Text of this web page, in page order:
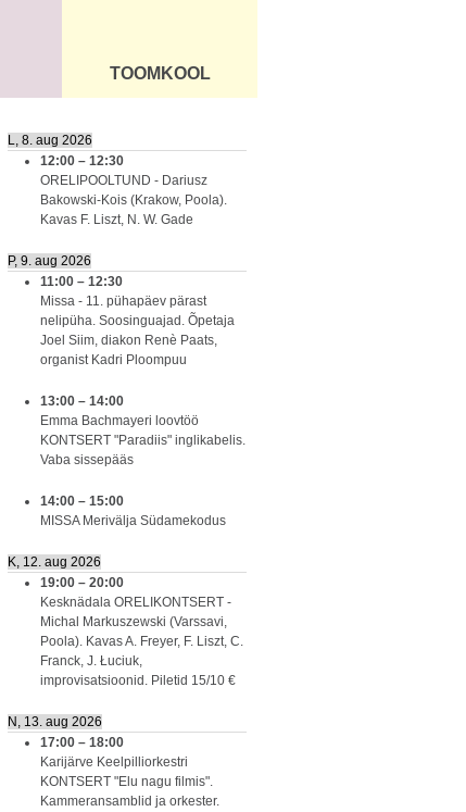
ÜLDINFO
TOOMKOOL
L, 8. aug 2026
12:00 – 12:30
ORELIPOOLTUND - Dariusz
Bakowski-Kois (Krakow, Poola).
Kavas F. Liszt, N. W. Gade
P, 9. aug 2026
11:00 – 12:30
Missa - 11. pühapäev pärast
nelipüha. Soosinguajad. Õpetaja
Joel Siim, diakon Renè Paats,
organist Kadri Ploompuu
13:00 – 14:00
Emma Bachmayeri loovtöö
KONTSERT "Paradiis" inglikabelis.
Vaba sissepääs
14:00 – 15:00
MISSA Merivälja Südamekodus
K, 12. aug 2026
19:00 – 20:00
Kesknädala ORELIKONTSERT -
Michal Markuszewski (Varssavi,
Poola). Kavas A. Freyer, F. Liszt, C.
Franck, J. Łuciuk,
improvisatsioonid. Piletid 15/10 €
N, 13. aug 2026
17:00 – 18:00
Karijärve Keelpilliorkestri
KONTSERT "Elu nagu filmis".
Kammeransamblid ja orkester.